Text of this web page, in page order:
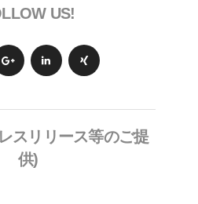
US!
スリリース等のご提
供)